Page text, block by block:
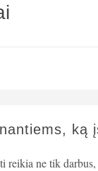
ką
reikia ne tik